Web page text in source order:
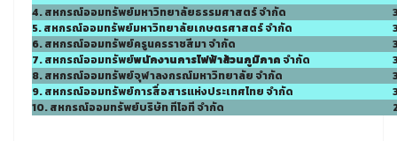
4. สหกรณ์ออมทรัพย์มหาวิทยาลัยธรรมศาสตร์ จำกัด
5. สหกรณ์ออมทรัพย์มหาวิทยาลัยเกษตรศาสตร์ จำกัด
6. สหกรณ์ออมทรัพย์ครูนครราชสีมา จำกัด
7. สหกรณ์ออมทรัพย์พนักงานการไฟฟ้าส้วนภูมิภาค จำกัด
8. สหกรณ์ออมทรัพย์จุฬาลงกรณ์มหาวิทยาลัย จำกัด
9. สหกรณ์ออมทรัพย์การสื่อสารแห่งประเทศไทย จำกัด
10. สหกรณ์ออมทรัพย์บริษัท ทีโอที จำกัด